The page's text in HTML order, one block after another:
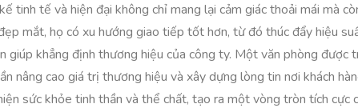
tinh tế và hiện đại không chỉ mang lại cảm giác thoải mái mà
mắt, họ có xu hướng giao tiếp tốt hơn, từ đó thúc đẩy hiệu
giúp khẳng định thương hiệu của công ty. Một văn phòng
nâng cao giá trị thương hiệu và xây dựng lòng tin nơi khách
sức khỏe tinh thần và thể chất, tạo ra một vòng tròn tích cực